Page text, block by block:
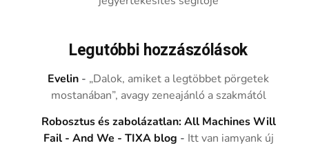
Legutóbbi hozzászólások
Evelin - „Dalok, amiket a legtöbbet pörgetek
mostanában”, avagy zeneajánló a szakmától
Robosztus és zabolázatlan: All Machines Will
Fail - And We - TIXA blog - Itt van iamyank új